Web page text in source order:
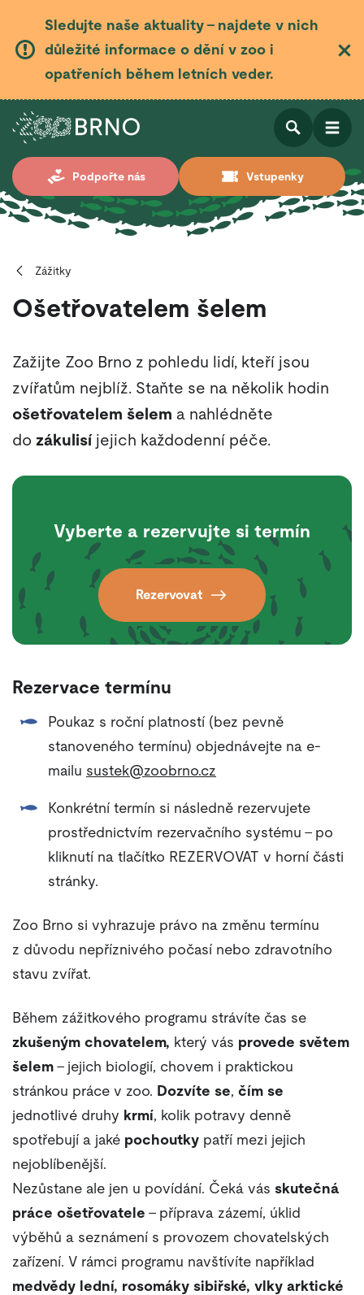
Sledujte naše aktuality – najdete v nich
důležité informace o dění v zoo i
opatřeních během letních veder.
Podpořte nás Vstupenky
Otevřít
Otevřít
Zážitky
Ošetřovatelem šelem
Zažijte Zoo Brno z pohledu lidí, kteří jsou
zvířatům nejblíž. Staňte se na několik hodin
ošetřovatelem šelem a nahlédněte
do zákulisí jejich každodenní péče.
Vyberte a rezervujte si termín
Rezervovat
Rezervace termínu
Poukaz s roční platností (bez pevně
stanoveného termínu) objednávejte na e-
mailu sustek@zoobrno.cz
Konkrétní termín si následně rezervujete
prostřednictvím rezervačního systému – po
kliknutí na tlačítko REZERVOVAT v horní části
stránky.
Zoo Brno si vyhrazuje právo na změnu termínu
z důvodu nepříznivého počasí nebo zdravotního
stavu zvířat.
Během zážitkového programu strávíte čas se
zkušeným chovatelem, který vás provede světem
šelem– jejich biologií, chovem i praktickou
stránkou práce v zoo. Dozvíte se, čím se
jednotlivé druhy krmí, kolik potravy denně
spotřebují a jaké pochoutky patří mezi jejich
nejoblíbenější.
Nezůstane ale jen u povídání. Čeká vás skutečná
práce ošetřovatele – příprava zázemí, úklid
výběhů a seznámení s provozem chovatelských
zařízení. V rámci programu navštívíte například
medvědy lední, rosomáky sibiřské, vlky arktické